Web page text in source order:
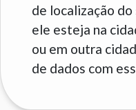
de localização
ele esteja na
ou em outra
de dados com